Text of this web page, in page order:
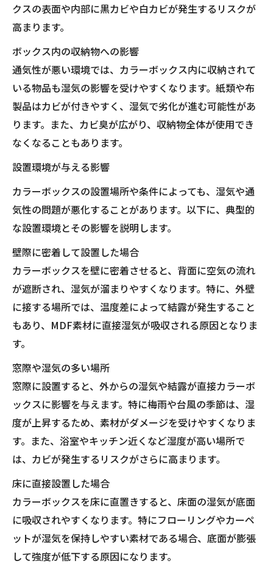
クスの表面や内部に黒カビや白カビが発生するリスクが
高まります。
ボックス内の収納物への影響
通気性が悪い環境では、カラーボックス内に収納されて
いる物品も湿気の影響を受けやすくなります。紙類や布
製品はカビが付きやすく、湿気で劣化が進む可能性があ
ります。また、カビ臭が広がり、収納物全体が使用でき
なくなることもあります。
設置環境が与える影響
カラーボックスの設置場所や条件によっても、湿気や通
気性の問題が悪化することがあります。以下に、典型的
な設置環境とその影響を説明します。
壁際に密着して設置した場合
カラーボックスを壁に密着させると、背面に空気の流れ
が遮断され、湿気が溜まりやすくなります。特に、外壁
に接する場所では、温度差によって結露が発生すること
もあり、MDF素材に直接湿気が吸収される原因となりま
す。
窓際や湿気の多い場所
窓際に設置すると、外からの湿気や結露が直接カラーボ
ックスに影響を与えます。特に梅雨や台風の季節は、湿
度が上昇するため、素材がダメージを受けやすくなりま
す。また、浴室やキッチン近くなど湿度が高い場所で
は、カビが発生するリスクがさらに高まります。
床に直接設置した場合
カラーボックスを床に直置きすると、床面の湿気が底面
に吸収されやすくなります。特にフローリングやカーペ
ットが湿気を保持しやすい素材である場合、底面が膨張
して強度が低下する原因になります。